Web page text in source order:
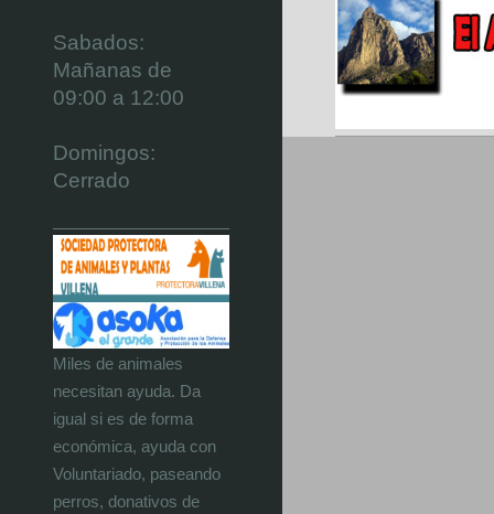
Sabados:
Mañanas de
09:00 a 12:00
Domingos:
Cerrado
Miles de animales
necesitan ayuda. Da
igual si es de forma
económica, ayuda con
Voluntariado, paseando
perros, donativos de